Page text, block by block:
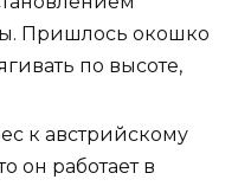
Пришлось окошко
по высоте,
к австрийскому
он работает в